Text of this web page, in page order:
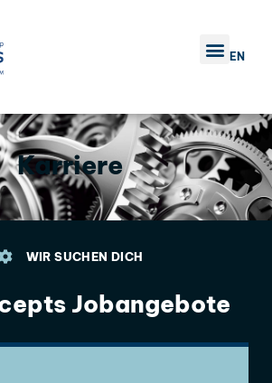
EN
Karriere
WIR SUCHEN DICH
Jobangebote